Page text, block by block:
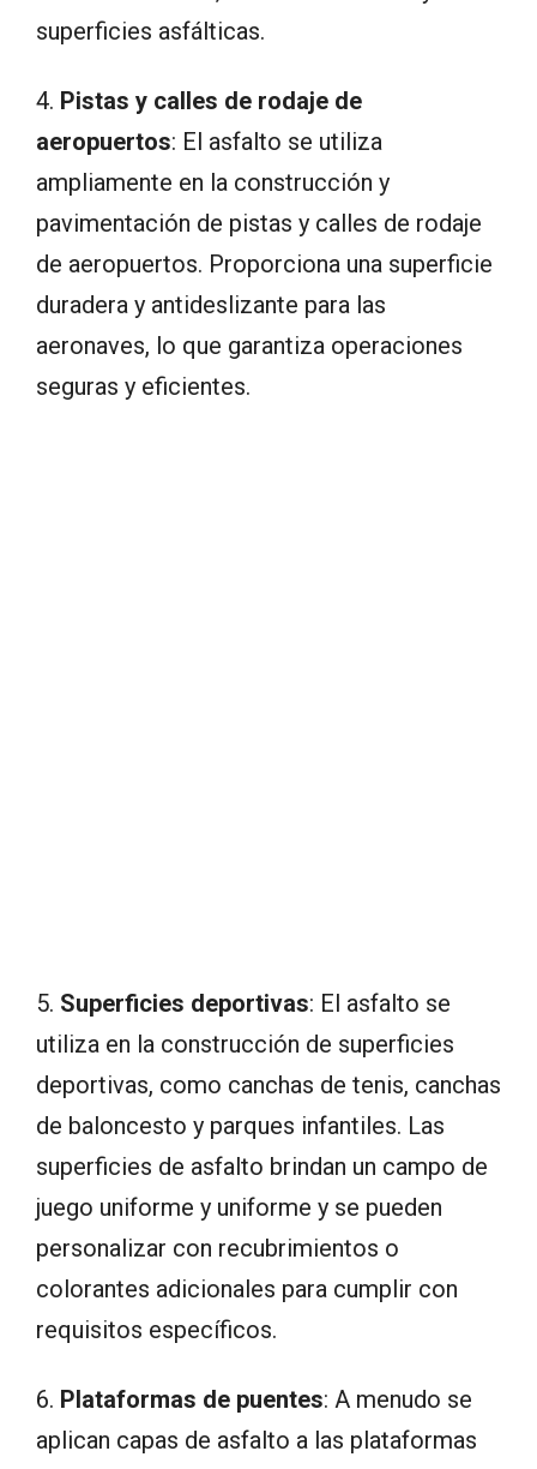
superficies asfálticas.
4. Pistas y calles de rodaje de
aeropuertos: El asfalto se utiliza
ampliamente en la construcción y
pavimentación de pistas y calles de rodaje
de aeropuertos. Proporciona una superficie
duradera y antideslizante para las
aeronaves, lo que garantiza operaciones
seguras y eficientes.
5. Superficies deportivas: El asfalto se
utiliza en la construcción de superficies
deportivas, como canchas de tenis, canchas
de baloncesto y parques infantiles. Las
superficies de asfalto brindan un campo de
juego uniforme y uniforme y se pueden
personalizar con recubrimientos o
colorantes adicionales para cumplir con
requisitos específicos.
6. Plataformas de puentes: A menudo se
aplican capas de asfalto a las plataformas